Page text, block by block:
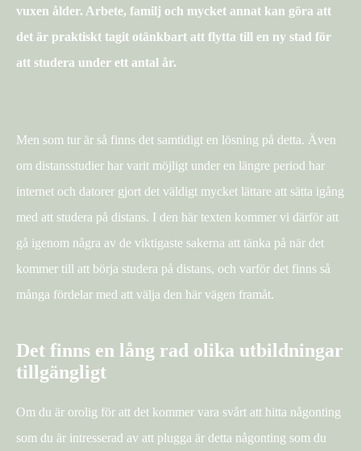
vuxen ålder. Arbete, familj och mycket annat kan göra att
det är praktiskt tagit otänkbart att flytta till en ny stad för
att studera under ett antal år.
Men som tur är så finns det samtidigt en lösning på detta. Även
om distansstudier har varit möjligt under en längre period har
internet och datorer gjort det väldigt mycket lättare att sätta igång
med att studera på distans. I den här texten kommer vi därför att
gå igenom några av de viktigaste sakerna att tänka på när det
kommer till att börja studera på distans, och varför det finns så
många fördelar med att välja den här vägen framåt.
Det finns en lång rad olika utbildningar
tillgängligt
Om du är orolig för att det kommer vara svårt att hitta någonting
som du är intresserad av att plugga är detta någonting som du